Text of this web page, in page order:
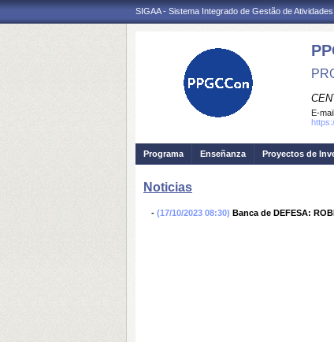
SIGAA - Sistema Integrado de Gestão de
E-
Programa Enseñanza Proyectos de
Noticias
- (17/10/2023 08:30) Banca de DEFESA: